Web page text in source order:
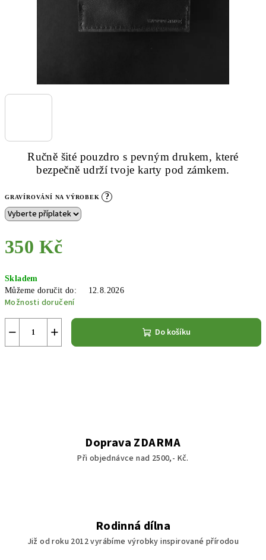
Ručně šité pouzdro s pevným drukem, které
bezpečně udrží tvoje karty pod zámkem.
GRAVÍROVÁNÍ NA VÝROBEK ?
350 Kč
cena:
Skladem
Můžeme doručit do:
12.8.2026
Možnosti doručení
+
− Do košíku
Doprava ZDARMA
Při objednávce nad 2500,- Kč.
Rodinná dílna
Již od roku 2012 vyrábíme výrobky inspirované přírodou